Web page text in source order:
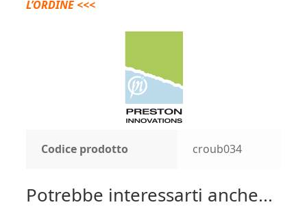
L’ORDINE <<<
Codice prodotto croub034
Potrebbe interessarti anche...